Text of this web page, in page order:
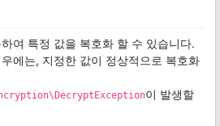
여 특정 값을 복호화 할 수 있습니다.
에는, 지정한 값이 정상적으로 복호화
이 발생할